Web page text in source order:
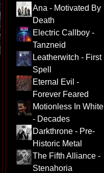
Ana - Motivated By
Death
Electric Callboy -
Tanzneid
Leatherwitch - First
Spell
Eternal Evil -
Forever Feared
Motionless In White
- Decades
Darkthrone - Pre-
Historic Metal
The Fifth Alliance -
Stenahoria